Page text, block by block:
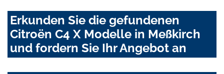
Erkunden Sie die gefundenen
Citroën C4 X Modelle in Meßkirch
und fordern Sie Ihr Angebot an